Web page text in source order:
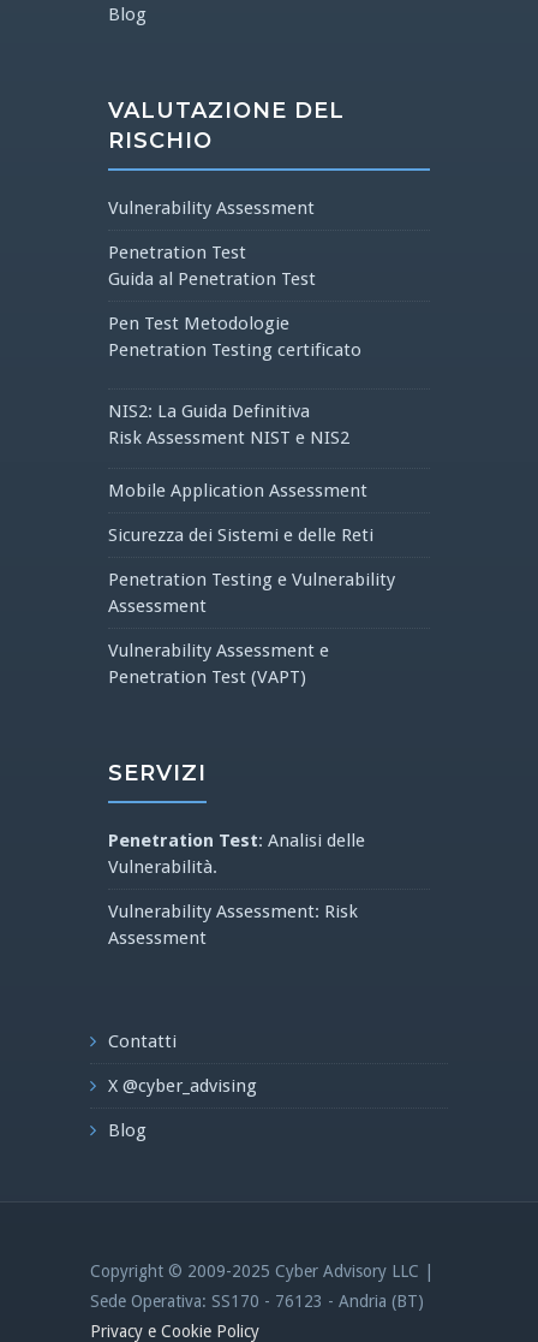
Blog
VALUTAZIONE DEL
RISCHIO
Vulnerability Assessment
Penetration Test
Guida al Penetration Test
Pen Test Metodologie
Penetration Testing certificato
NIS2: La Guida Definitiva
Risk Assessment NIST e NIS2
Mobile Application Assessment
Sicurezza dei Sistemi e delle Reti
Penetration Testing e Vulnerability
Assessment
Vulnerability Assessment e
Penetration Test (VAPT)
SERVIZI
Penetration Test: Analisi delle
Vulnerabilità.
Vulnerability Assessment: Risk
Assessment
Contatti
X @cyber_advising
Blog
Copyright © 2009-2025 Cyber Advisory LLC |
Sede Operativa: SS170 - 76123 - Andria (BT)
Privacy e Cookie Policy